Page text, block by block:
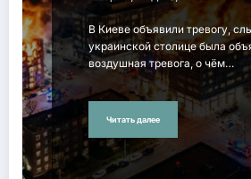
В Киеве объявили тревогу,
украинской столице была
воздушная тревога, о чём…
Читать далее